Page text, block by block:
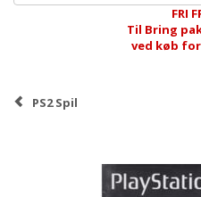
FRI
Til Bring
ved køb for
PS2 Spil